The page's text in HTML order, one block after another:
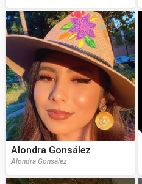
Alondra Gonsález
Alondra Gonsález